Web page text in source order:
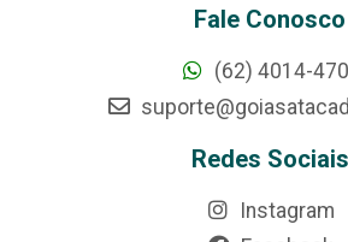
Fale Conosco
(62) 4014-
Redes Sociais
Instagram